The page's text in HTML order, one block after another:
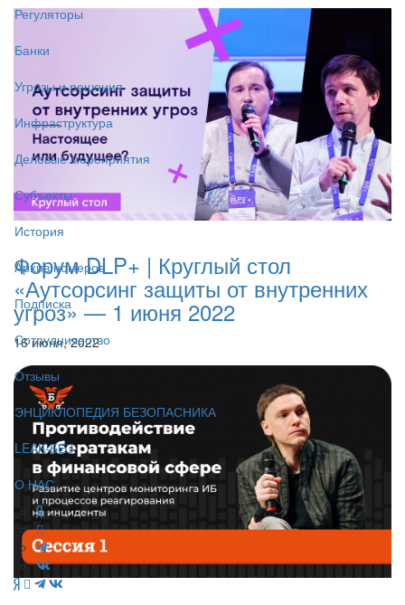
Регуляторы
Банки
Угрозы и решения
Инфраструктура
Деловые мероприятия
Субъекты
История
Архив номеров
Подписка
Сотрудничество
Отзывы
ЭНЦИКЛОПЕДИЯ БЕЗОПАСНИКА
LEAK-БЕЗ
О НАС
Форум DLP+ | Круглый стол
«Аутсорсинг защиты от внутренних
угроз» — 1 июня 2022
16 июня, 2022